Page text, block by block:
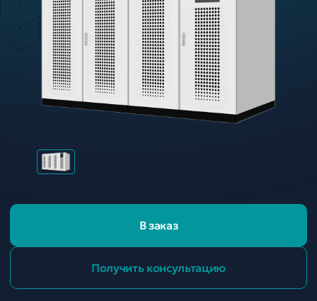
В заказ
Получить консультацию